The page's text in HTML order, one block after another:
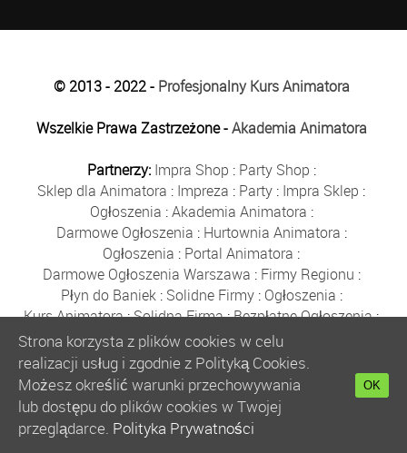
© 2013 - 2022 - Profesjonalny Kurs Animatora
Wszelkie Prawa Zastrzeżone -Akademia Animatora
Partnerzy: Impra Shop : Party Shop :
Sklep dla Animatora : Impreza : Party : Impra Sklep :
Ogłoszenia :Akademia Animatora :
Darmowe Ogłoszenia : Hurtownia Animatora :
Ogłoszenia : Portal Animatora :
Darmowe Ogłoszenia Warszawa : Firmy Regionu :
Płyn do Baniek: Solidne Firmy: Ogłoszenia :
Kurs Animatora:Solidna Firma:Bezpłatne Ogłoszenia:
Animator Czasu Wolnego:
Bezpłatne Ogłoszenia Warszawa:sklep animatora
Bańki Mydlane:Bezpłatne Ogłoszenia
Szkolenie Animatorów:Kurs Animatora
:
Kurs Animatora Warszawa :Rumia
Kurs Animatora Poznań:
Strona korzysta z plików cookies w celu
realizacji usług i zgodnie z Polityką Cookies.
Możesz określić warunki przechowywania
lub dostępu do plików cookies w Twojej
przeglądarce. Polityka Prywatności
OK